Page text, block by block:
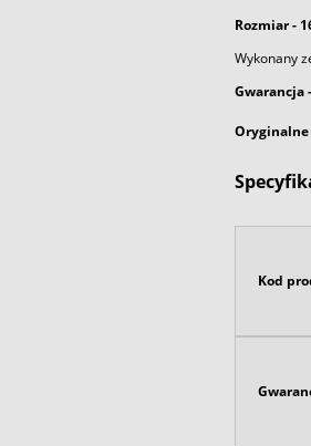
Rozmiar -
Wykonany
Gwarancja -
Oryginalne
Kod